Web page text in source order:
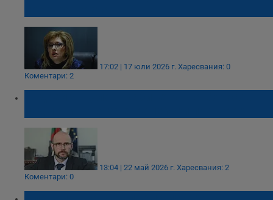
17:02 | 17 юли 2026 г. Харесвания: 0
Коментари: 2
13:04 | 22 май 2026 г. Харесвания: 2
Коментари: 0